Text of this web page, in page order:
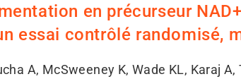
en précurseur
essai contrôlé randomisé,
A, McSweeney K, Wade KL, Karaj